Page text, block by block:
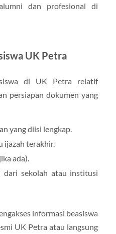
dan profesional di
UK Petra
di UK Petra relatif
persiapan dokumen yang
yang diisi lengkap.
ijazah terakhir.
ada).
dari sekolah atau institusi
informasi beasiswa
UK Petra atau langsung